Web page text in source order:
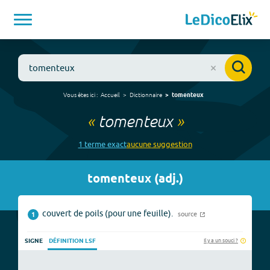
Vous êtes ici : Accueil Dictionnaire tomenteux
« tomenteux»
1 termeexactaucunesuggestion
tomenteux(adj.)
1 couvert de poils (pour une feuille). source
SIGNE DÉFINITION LSF Il y a un souci ?